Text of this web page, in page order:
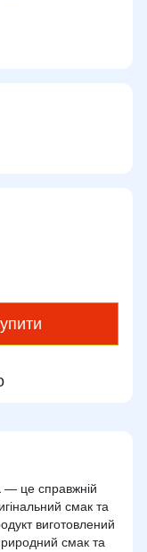
— це справжній
смак та
виготовлений
смак та